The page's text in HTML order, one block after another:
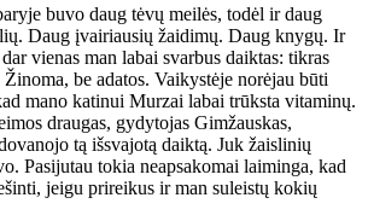
buvo daug tėvų meilės, todėl ir daug
Daug įvairiausių žaidimų. Daug knygų. Ir
vienas man labai svarbus daiktas: tikras
be adatos. Vaikystėje norėjau būti
mano katinui Murzai labai trūksta vitaminų.
draugas, gydytojas Gimžauskas,
tą išsvajotą daiktą. Juk žaislinių
Pasijutau tokia neapsakomai laiminga, kad
jeigu prireikus ir man suleistų kokių